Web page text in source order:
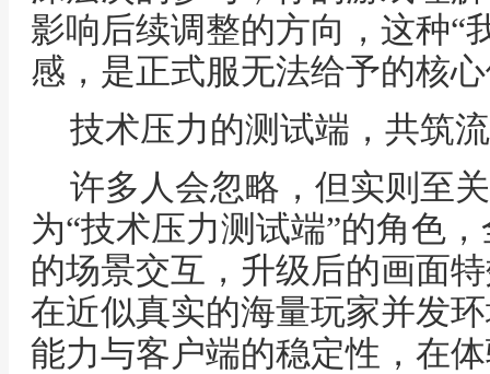
影响后续调整的方向，这种“
感，是正式服无法给予的核
技术压力的测试端，共筑
许多人会忽略，但实则至
为“技术压力测试端”的角色
的场景交互，升级后的画面
在近似真实的海量玩家并发
能力与客户端的稳定性，在